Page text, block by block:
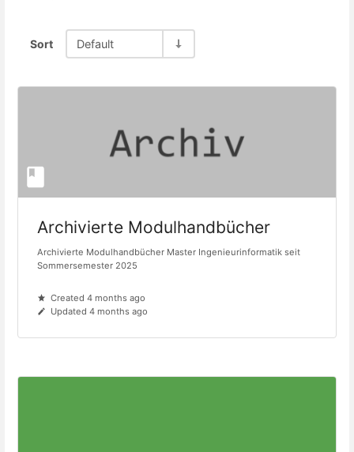
Sort Default
Archivierte Modulhandbücher
Archivierte Modulhandbücher Master Ingenieurinformatik seit
Sommersemester 2025
Created 4 months ago
Updated 4 months ago